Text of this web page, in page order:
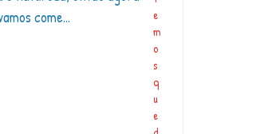
e
m
o
s
q
u
e